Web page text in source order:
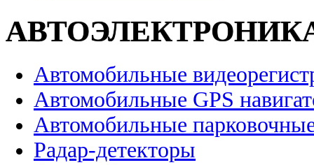
Автомобильные
Автомобильные GPS
Автомобильные
Радар-детекторы